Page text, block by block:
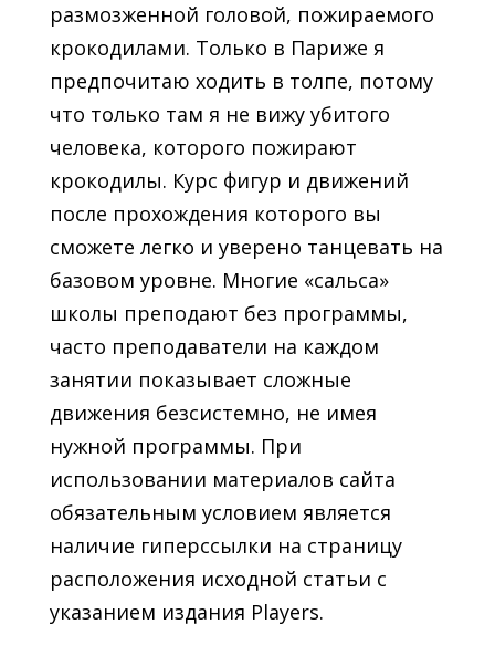
размозженной головой, пожираемого
крокодилами. Только в Париже я
предпочитаю ходить в толпе, потому
что только там я не вижу убитого
человека, которого пожирают
крокодилы. Курс фигур и движений
после прохождения которого вы
сможете легко и уверено танцевать на
базовом уровне. Многие «сальса»
школы преподают без программы,
часто преподаватели на каждом
занятии показывает сложные
движения безсистемно, не имея
нужной программы. При
использовании материалов сайта
обязательным условием является
наличие гиперссылки на страницу
расположения исходной статьи с
указанием издания Players.